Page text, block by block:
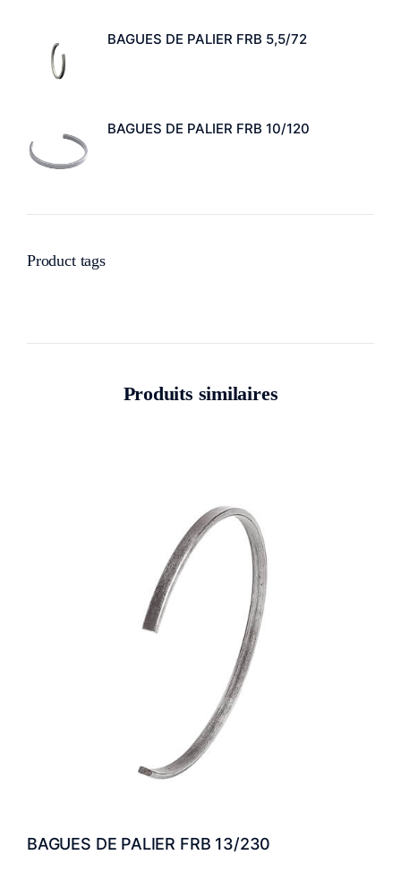
BAGUES DE PALIER FRB 5,5/72
BAGUES DE PALIER FRB 10/120
Product tags
Produits similaires
BAGUES DE PALIER FRB 13/230